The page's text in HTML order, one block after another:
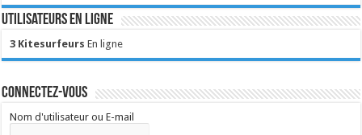
Utilisateurs en ligne
3 Kitesurfeurs En ligne
Connectez-vous
Nom d'utilisateur ou E-mail